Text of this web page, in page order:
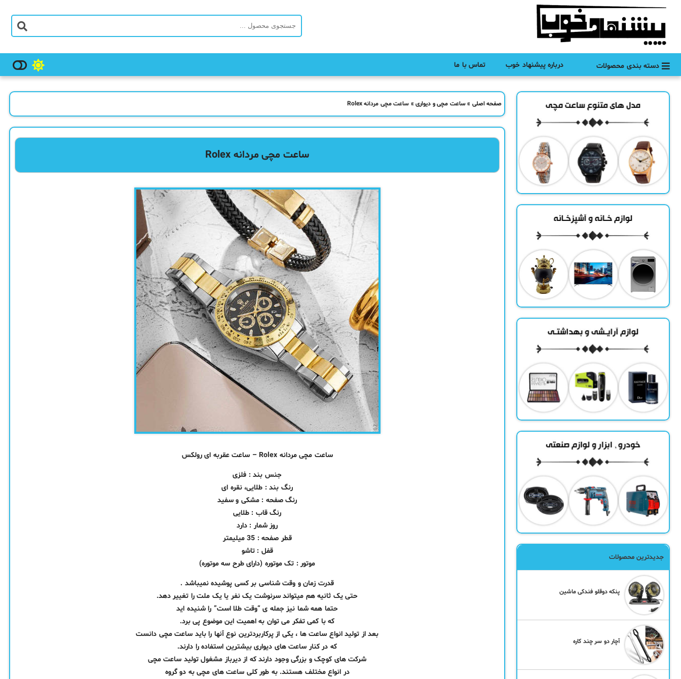
دسته بندی محصولات درباره پیشنهاد خوب تماس با ما
صفحه اصلی »ساعت مچی و دیواری » ساعت مچی مردانه Rolex
ساعت مچی مردانه Rolex
ساعت مچی مردانه Rolex – ساعت عقربه ای رولکس
جنس بند : فلزی
رنگ بند : طلایی، نقره ای
رنگ صفحه : مشکی و سفید
رنگ قاب : طلایی
روز شمار : دارد
قطر صفحه : 35 میلیمتر
قفل : تاشو
موتور : تک موتوره (دارای طرح سه موتوره)
قدرت زمان و وقت شناسی بر کسی پوشیده نمیباشد .
حتی یک ثانیه هم میتواند سرنوشت یک نفر یا یک ملت را تغییر دهد.
حتما همه شما نیز جمله ی “وقت طلا است” را شنیده اید
که با کمی تفکر می توان به اهمیت این موضوع پی برد.
بعد از تولید انواع ساعت‌ ها ، یکی از پرکاربردترین نوع آنها را باید ساعت مچی دانست
که در کنار ساعت‌ های دیواری بیشترین استفاده را دارند.
شرکت های کوچک و بزرگی وجود دارند که از دیرباز مشغول تولید ساعت‌ مچی
در انواع مختلف هستند. به طور کلی ساعت های مچی به دو گروه
جدیدترین محصولات
پنکه دوقلو فندکی ماشین
آچار دو سر چند کاره